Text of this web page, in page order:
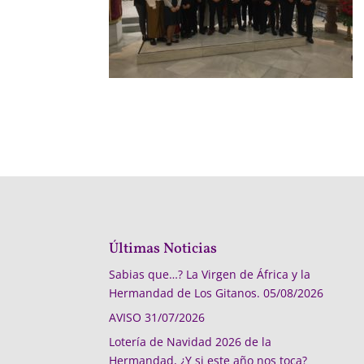
Últimas Noticias
Sabias que…? La Virgen de África y la
Hermandad de Los Gitanos. 05/08/2026
AVISO 31/07/2026
Lotería de Navidad 2026 de la
Hermandad, ¿Y si este año nos toca?